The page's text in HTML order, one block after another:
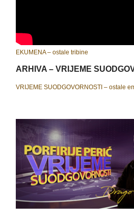
EKUMENA – ostale tribine
ARHIVA – VRIJEME
VRIJEME SUODGOVORNOSTI – ostale